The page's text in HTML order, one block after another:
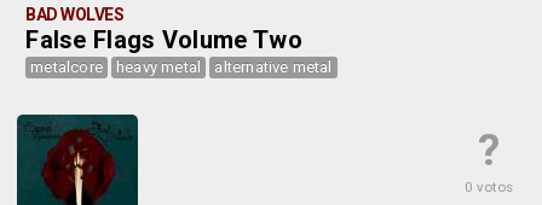
BAD WOLVES
False Flags Volume Two
metalcore heavy metal alternative metal
?
0 votos